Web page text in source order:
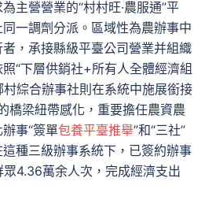
主營營業的“村村旺·農服通”平
一調劑分派。區域性為農辦事中
，承接縣級平臺公司營業并組織
“下層供銷社+所有人全體經濟組
綜合辦事社則在系統中施展銜接
橋梁紐帶感化，重要擔任農資農
事“簽單包養平臺推舉”和“三社”
種三級辦事系統下，已簽約辦事
4.36萬余人次，完成經濟支出